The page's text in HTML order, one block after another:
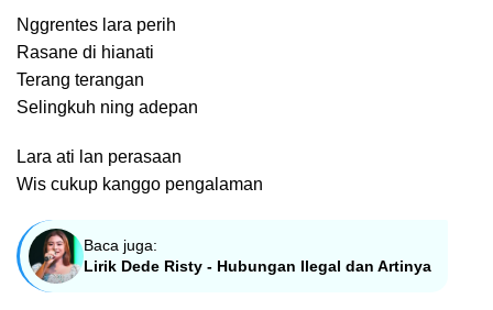
Nggrentes lara perih
Rasane di hianati
Terang terangan
Selingkuh ning adepan
Lara ati lan perasaan
Wis cukup kanggo pengalaman
Baca juga:
Lirik Dede Risty - Hubungan Ilegal dan Artinya